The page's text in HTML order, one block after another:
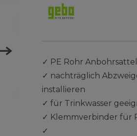
✓ PE Rohr Anbohrsattel
✓ nachträglich
installieren
✓ für Trinkwasser
✓ Klemmverbinder für
✓